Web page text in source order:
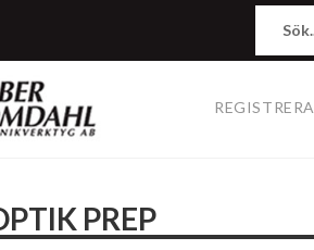
REGISTRERA
PREP